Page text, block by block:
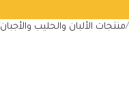
منتجات الألبان والحليب والأجبان